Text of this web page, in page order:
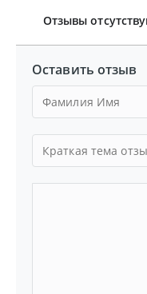
Отзывы
Оставить отзыв